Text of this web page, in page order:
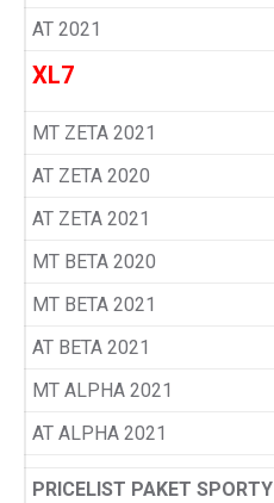
AT 2021
XL7
MT ZETA 2021
AT ZETA 2020
AT ZETA 2021
MT BETA 2020
MT BETA 2021
AT BETA 2021
MT ALPHA 2021
AT ALPHA 2021
PRICELIST PAKET SPORTY